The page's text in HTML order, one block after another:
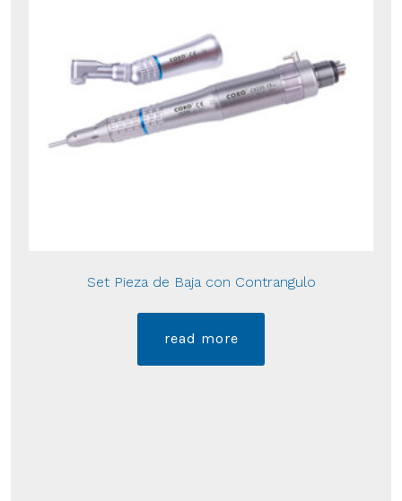
Set Pieza de Baja con Contrangulo
read more